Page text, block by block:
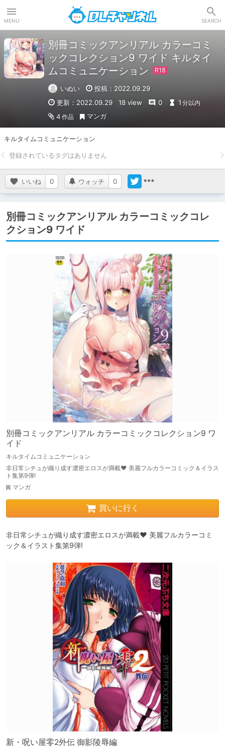
MENU SEARCH
別冊コミックアンリアル カラーコミ
ックコレクション9 ワイド キルタイ
ムコミュニケーション
いぬい
投稿：2022.09.29
更新：2022.09.29
18 view 0 1 分以内
4 作品 マンガ
キルタイムコミュニケーション
いいね 0 ウォッチ 0
別冊コミックアンリアル カラーコミックコレ
クション9 ワイド
別冊コミックアンリアル カラーコミックコレクション9 ワ
イド
キルタイムコミュニケーション
非日常シチュが織り成す濃密エロスが満載♥ 美麗フルカラーコミック＆イラス
ト集第9弾!
マンガ
買いに行く
非日常シチュが織り成す濃密エロスが満載♥ 美麗フルカラーコミ
新・呪い屋零2外伝 御影陵辱編